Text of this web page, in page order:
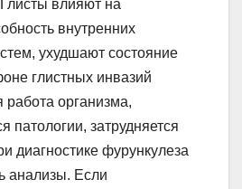
влияют на
внутренних
ухудшают состояние
глистных инвазий
работа организма,
патологии, затрудняется
диагностике фурункулеза
анализы. Если